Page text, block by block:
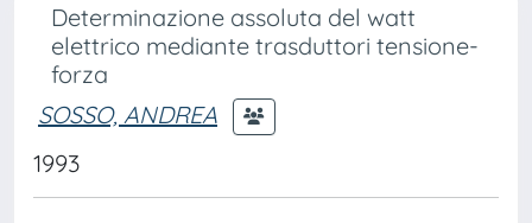
Determinazione assoluta del watt
elettrico mediante trasduttori tensione-
forza
SOSSO, ANDREA
1993